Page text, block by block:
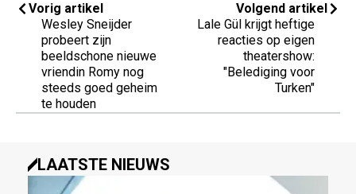
Vorig artikel
Wesley Sneijder
probeert zijn
beeldschone nieuwe
vriendin Romy nog
steeds goed geheim
te houden
Volgend artikel
Lale Gül krijgt heftige
reacties op eigen
theatershow:
"Belediging voor
Turken"
LAATSTE NIEUWS